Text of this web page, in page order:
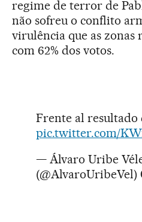
regime de terror de
não sofreu o conflito
virulência que as zonas
com 62% dos votos.
Frente al resultado
pic.twitter.com/
— Álvaro Uribe
(@AlvaroUribeVel)